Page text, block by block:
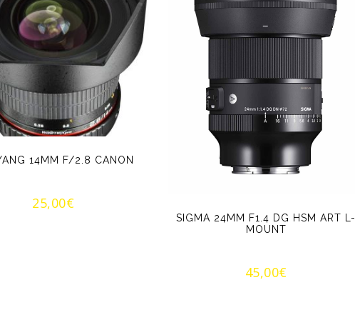
14MM F/2.8 CANON
25,00€
SIGMA 24MM F1.4 DG HSM ART L-
MOUNT
45,00€